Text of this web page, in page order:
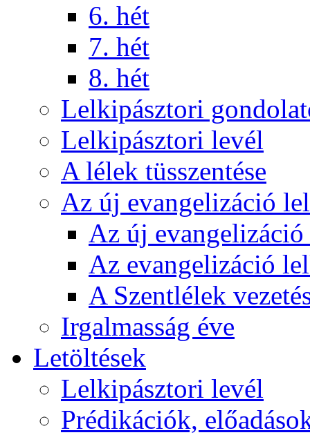
6. hét
7. hét
8. hét
Lelkipásztori
Lelkipásztori levél
A lélek tüsszentése
Az új evangelizáció
Az új
Az evangelizáció
A Szentlélek
Irgalmasság éve
Letöltések
Lelkipásztori levél
Prédikációk,